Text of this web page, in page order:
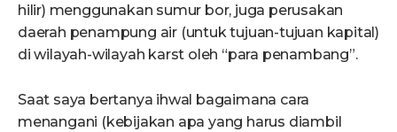
hilir) menggunakan sumur bor, juga perusakan
daerah penampung air (untuk tujuan-tujuan kapital)
di wilayah-wilayah karst oleh “para penambang”.
Saat saya bertanya ihwal bagaimana cara
menangani (kebijakan apa yang harus diambil